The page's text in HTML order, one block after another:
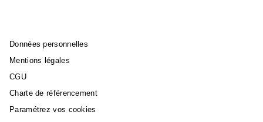
Données personnelles
Mentions légales
CGU
Charte de référencement
Paramétrez vos cookies